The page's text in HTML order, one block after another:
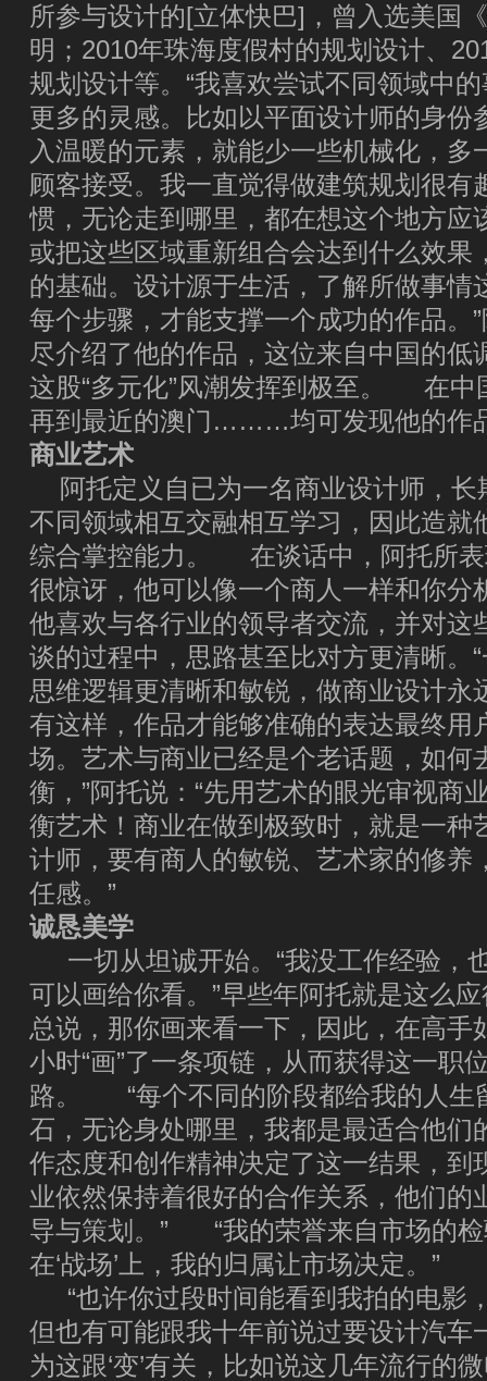
所参与设计的[立体快巴]，曾入选美国
明；2010年珠海度假村的规划设计、
规划设计等。“我喜欢尝试不同领域中
更多的灵感。比如以平面设计师的身份
入温暖的元素，就能少一些机械化，多
顾客接受。我一直觉得做建筑规划很有
惯，无论走到哪里，都在想这个地方应
或把这些区域重新组合会达到什么效果
的基础。设计源于生活，了解所做事情
每个步骤，才能支撑一个成功的作品。
尽介绍了他的作品，这位来自中国的低
这股“多元化”风潮发挥到极至。 在中
再到最近的澳门………均可发现他的作
商业艺术
阿托定义自已为一名商业设计师，长
不同领域相互交融相互学习，因此造就
综合掌控能力。 在谈话中，阿托所表
很惊讶，他可以像一个商人一样和你分
他喜欢与各行业的领导者交流，并对这
谈的过程中，思路甚至比对方更清晰。
思维逻辑更清晰和敏锐，做商业设计永
有这样，作品才能够准确的表达最终用
场。艺术与商业已经是个老话题，如何
衡，”阿托说：“先用艺术的眼光审视商
衡艺术！商业在做到极致时，就是一种
计师，要有商人的敏锐、艺术家的修养
任感。”
诚恳美学
一切从坦诚开始。“我没工作经验，
可以画给你看。”早些年阿托就是这么
总说，那你画来看一下，因此，在高手
小时“画”了一条项链，从而获得这一职
路。 “每个不同的阶段都给我的人生
石，无论身处哪里，我都是最适合他们
作态度和创作精神决定了这一结果，到
业依然保持着很好的合作关系，他们的
导与策划。” “我的荣誉来自市场的检
在‘战场’上，我的归属让市场决定。”
“也许你过段时间能看到我拍的电影
但也有可能跟我十年前说过要设计汽车
为这跟‘变’有关，比如说这几年流行的